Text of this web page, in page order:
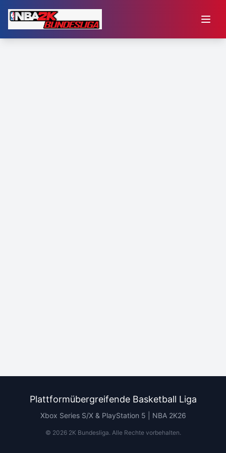
Plattformübergreifende Basketball Liga
Xbox Series S/X & PlayStation 5 | NBA 2K26
© 20262K Bundesliga. Alle Rechte vorbehalten.